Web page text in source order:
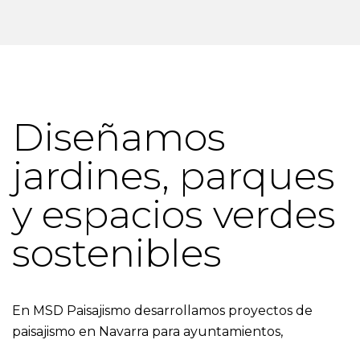
Diseñamos
jardines, parques
y espacios verdes
sostenibles
En MSD Paisajismo desarrollamos proyectos de
paisajismo en Navarra para ayuntamientos,